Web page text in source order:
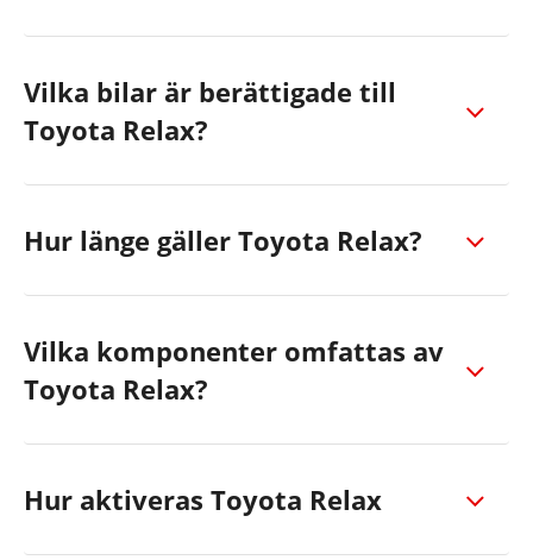
Vilka bilar är berättigade till
Toyota Relax?
Hur länge gäller Toyota Relax?
Vilka komponenter omfattas av
Toyota Relax?
Hur aktiveras Toyota Relax